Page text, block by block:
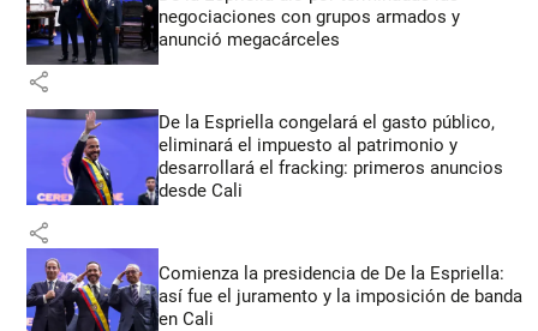
negociaciones con grupos armados y
anunció megacárceles
share
De la Espriella congelará el gasto público,
eliminará el impuesto al patrimonio y
desarrollará el fracking: primeros anuncios
desde Cali
share
Comienza la presidencia de De la Espriella:
así fue el juramento y la imposición de banda
en Cali